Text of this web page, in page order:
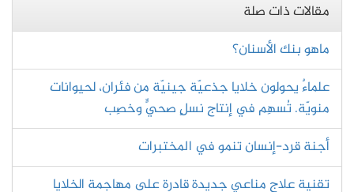
مقالات ذات صلة
ماهو بنك الأسنان؟
علماءٌ يحولون خلايا جذعيّة جينيّة من فئران، لحيوانات
منويّة. تُسهِم في إنتاج نسلٍ صحيٍّ وخصِب
أجنة قرد-إنسان تنمو في المختبرات
تقنية علاج مناعي جديدة قادرة على مهاجمة الخلايا